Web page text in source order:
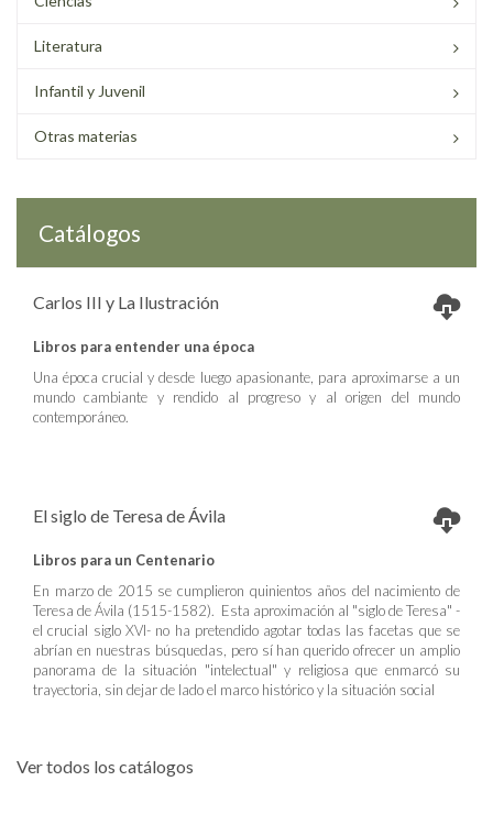
Literatura
Infantil y Juvenil
Otras materias
Catálogos
Carlos III y La Ilustración
Libros para entender una época
Una época crucial y desde luego apasionante, para aproximarse a un
mundo cambiante y rendido al progreso y al origen del mundo
contemporáneo.
El siglo de Teresa de Ávila
Libros para un Centenario
En marzo de 2015 se cumplieron quinientos años del nacimiento de
Teresa de Ávila (1515-1582). Esta aproximación al "siglo de Teresa" -
el crucial siglo XVI- no ha pretendido agotar todas las facetas que se
abrían en nuestras búsquedas, pero sí han querido ofrecer un amplio
panorama de la situación "intelectual" y religiosa que enmarcó su
trayectoria, sin dejar de lado el marco histórico y la situación social
Ver todos los catálogos